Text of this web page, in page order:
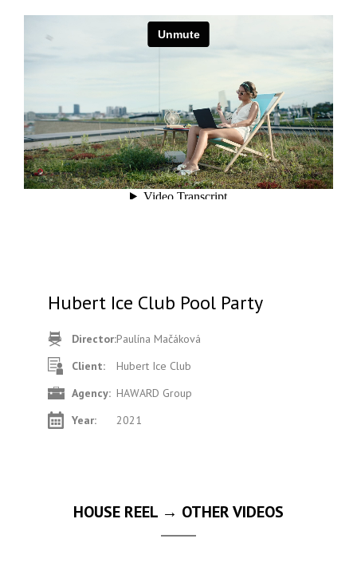
Hubert Ice Club Pool Party
Director:Paulína Mačáková
Client:
Hubert Ice Club
Agency: HAWARD Group
Year:
2021
HOUSE REEL → OTHER VIDEOS